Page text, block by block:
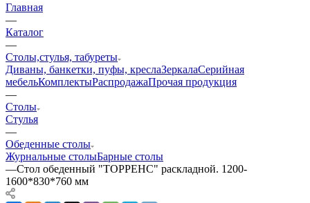
Главная
—
Каталог
—
Столы,стулья, табуреты
Диваны, банкетки, пуфы, креслаЗеркалаСерийная
мебельКомплектыРаспродажаПрочая продукция
—
Столы
Стулья
—
Обеденные столы
Журнальные столыБарные столы
—Стол обеденный "ТОРРЕНС" раскладной. 1200-
1600*830*760 мм